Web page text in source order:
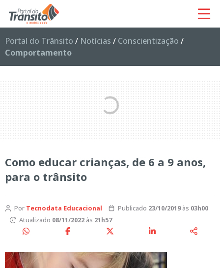
Portal do Trânsito / Notícias / Conscientização /
Comportamento
Como educar crianças, de 6 a 9 anos,
para o trânsito
Por Tecnodata Educacional Publicado 23/10/2019às 03h00
Atualizado 08/11/2022às 21h57